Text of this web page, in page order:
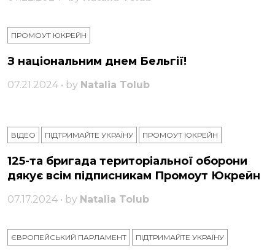
ПРОМОУТ ЮКРЕЙН
З національним днем ​​Бельгії!
07.21.2024 • by Natalia Tolub
ВІДЕО ПІДТРИМАЙТЕ УКРАЇНУ ПРОМОУТ ЮКРЕЙН
125-та бригада територіальної оборони
дякує всім підписникам Промоут Юкрейн
07.17.2024 • by Natalia Tolub
ЄВРОПЕЙСЬКИЙ ПАРЛАМЕНТ ПІДТРИМАЙТЕ УКРАЇНУ